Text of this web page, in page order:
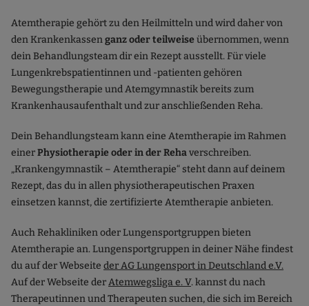
Atemtherapie gehört zu den Heilmitteln und wird daher von
den Krankenkassenganz oder teilweise übernommen, wenn
dein Behandlungsteam dir ein Rezept ausstellt. Für viele
Lungenkrebspatientinnen und -patienten gehören
Bewegungstherapie und Atemgymnastik bereits zum
Krankenhausaufenthalt und zur anschließenden Reha.
Dein Behandlungsteam kann eine Atemtherapie im Rahmen
einerPhysiotherapie oder in der Rehaverschreiben.
„Krankengymnastik – Atemtherapie“ steht dann auf deinem
Rezept, das du in allen physiotherapeutischen Praxen
einsetzen kannst, die zertifizierte Atemtherapie anbieten.
Auch Rehakliniken oder Lungensportgruppen bieten
Atemtherapie an. Lungensportgruppen in deiner Nähe findest
du auf der Webseite der AG Lungensport in Deutschland e.V.
Auf der Webseite derAtemwegsliga e. V. kannst du nach
Therapeutinnen und Therapeuten suchen, die sich im Bereich